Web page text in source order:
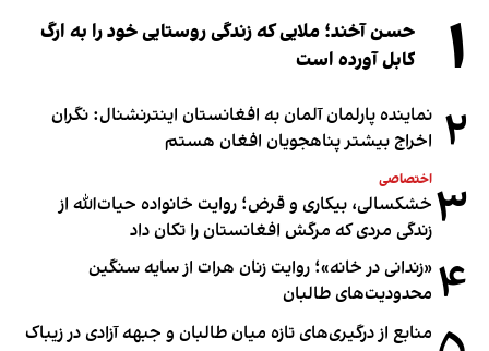
۱
حسن آخند؛ ملایی که زندگی روستایی خود را به ارگ
کابل آورده است
۲ نماینده پارلمان آلمان به افغانستان اینترنشنال: نگران
اخراج بیشتر پناهجویان افغان هستم
۳ اختصاصی
خشکسالی، بیکاری و قرض؛ روایت خانواده حیات‌الله از
زندگی مردی که مرگش افغانستان را تکان داد
۴ «زندانی در خانه»؛ روایت زنان هرات از سایه سنگین
محدودیت‌های طالبان
منابع از درگیری‌های تازه میان طالبان و جبهه آزادی در زیباک